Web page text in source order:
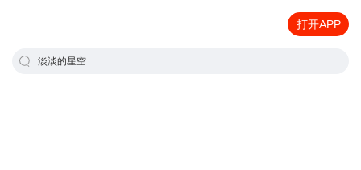
打开APP
淡淡的星空